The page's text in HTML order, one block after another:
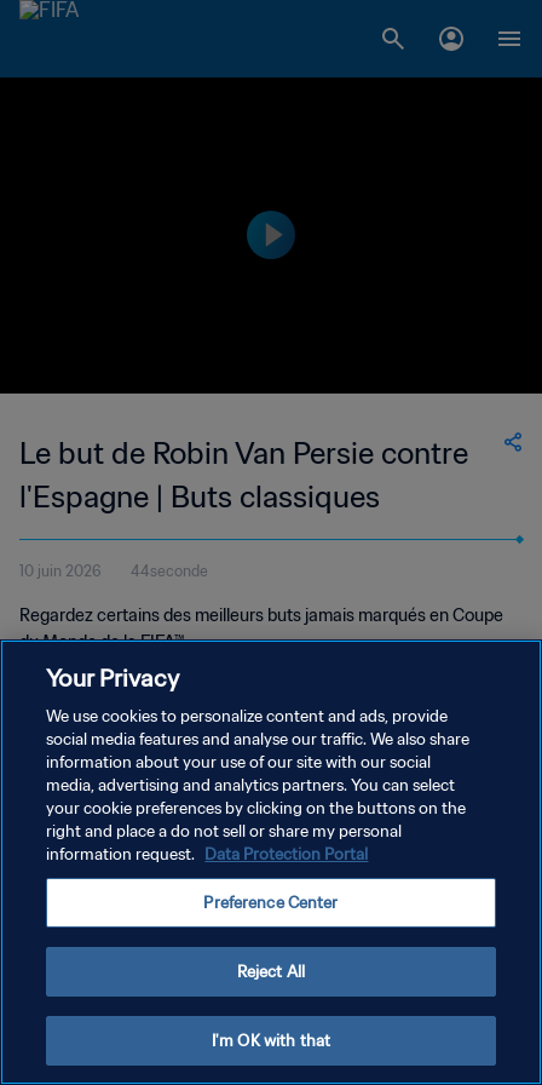
Le but de Robin Van Persie contre
l'Espagne | Buts classiques
10 juin 2026 44seconde
Regardez certains des meilleurs buts jamais marqués en Coupe
du Monde de la FIFA™.
POLITIQUE DE CONFIDENTIALITÉ
CONDITIONS D'UTILISATION
GÉRER VOS PRÉFÉRENCES SUR LES COOKIES
Your Privacy
We use cookies to personalize content and ads, provide
social media features and analyse our traffic. We also share
information about your use of our site with our social
media, advertising and analytics partners. You can select
your cookie preferences by clicking on the buttons on the
right and place a do not sell or share my personal
information request. Data Protection Portal
Preference Center
Reject All
I'm OK with that